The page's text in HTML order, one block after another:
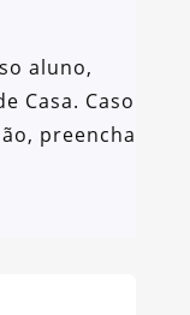
aluno,
Casa. Caso
preencha